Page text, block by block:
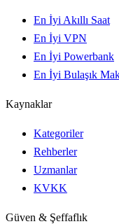
En İyi Akıllı Saat
En İyi VPN
En İyi Powerbank
En İyi Bulaşık
Kaynaklar
Kategoriler
Rehberler
Uzmanlar
KVKK
Güven & Şeffaflık